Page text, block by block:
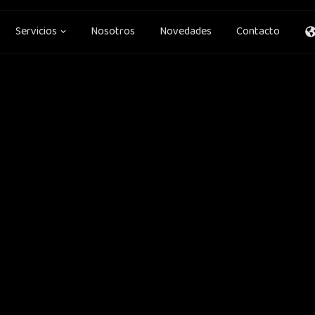
Soluciones
Servicios Open Servicios
Nosotros Novedades Contacto